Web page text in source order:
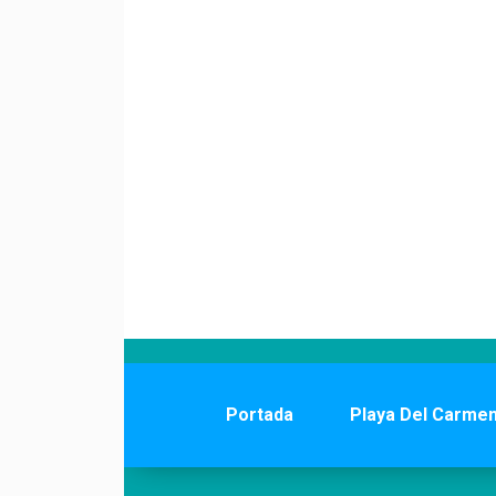
Portada Playa Del